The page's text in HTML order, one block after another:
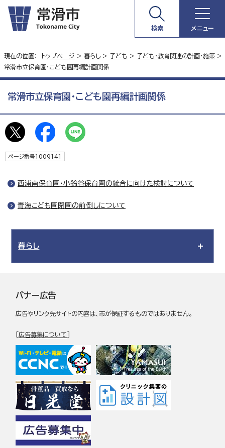
検索 メニュー
現在の位置： トップページ > 暮らし> 子ども > 子ども・教育関連の計画・施策 >
常滑市立保育園・こども園再編計画関係
常滑市立保育園・こども園再編計画関係
ページ番号1009141
西浦南保育園・小鈴谷保育園の統合に向けた検討について
青海こども園閉園の前倒しについて
暮らし
バナー広告
広告やリンク先サイトの内容は、市が保証するものではありません。
[広告募集について